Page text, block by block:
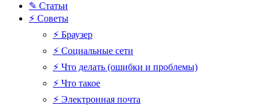
✎ Статьи
⚡ Советы
⚡ Браузер
⚡ Социальные сети
⚡ Что делать (ошибки и проблемы)
⚡ Что такое
⚡ Электронная почта